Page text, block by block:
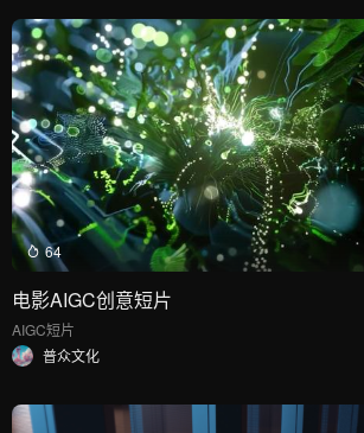
64
电影AIGC创意短片
AIGC短片
普众文化